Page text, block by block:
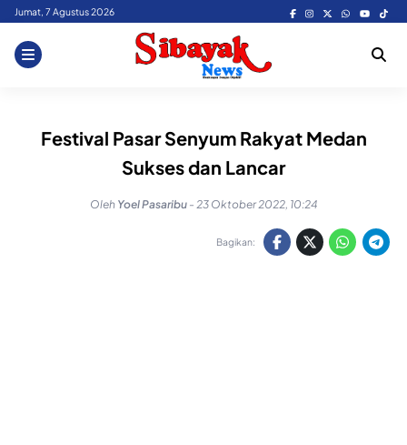
Skip
content
Jumat, 7 Agustus 2026
Festival Pasar Senyum Rakyat Medan
Sukses dan Lancar
Oleh Yoel Pasaribu - 23 Oktober 2022, 10:24
Bagikan: